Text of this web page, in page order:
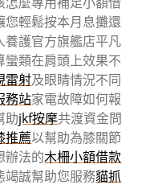
您輕鬆按本月息攤還
養護官方旗艦店平凡
蠻類在肩頭上效果不
雷射及眼睛情況不同
務站家電故障如何報
助jkf按摩共渡資金問
推薦以幫助為膝關節
辦法的木柵小額借款
竭誠幫助您服務貓抓